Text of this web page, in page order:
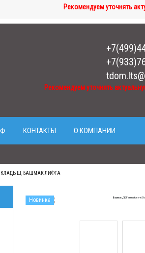
Рекомендуем уточнять
Рекомендуем уточнять
КОНТАКТЫ О КОМПАНИИ
БАШМАК ЛИФТА
Новинка